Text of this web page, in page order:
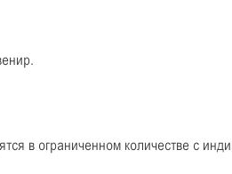
в ограниченном количестве с